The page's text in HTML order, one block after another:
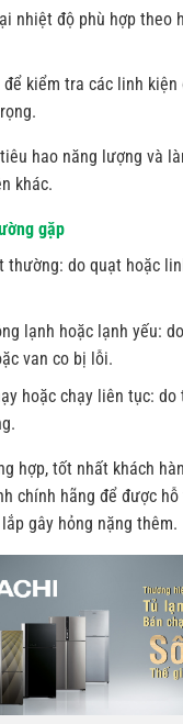
nhiệt độ phù hợp theo
để kiểm tra các linh
hao năng lượng và
khác.
gặp
thường: do quạt hoặc
lạnh hoặc lạnh yếu:
van co bị lỗi.
hoặc chạy liên tục:
hợp, tốt nhất khách
chính hãng để được
gây hỏng nặng thêm.